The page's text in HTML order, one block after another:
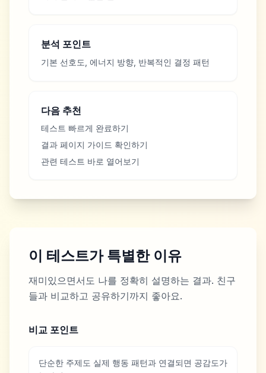
분석 포인트
기본 선호도, 에너지 방향, 반복적인 결정 패턴
다음 추천
테스트 빠르게 완료하기
결과 페이지 가이드 확인하기
관련 테스트 바로 열어보기
이 테스트가 특별한 이유
재미있으면서도 나를 정확히 설명하는 결과. 친구
들과 비교하고 공유하기까지 좋아요.
비교 포인트
단순한 주제도 실제 행동 패턴과 연결되면 공감도가